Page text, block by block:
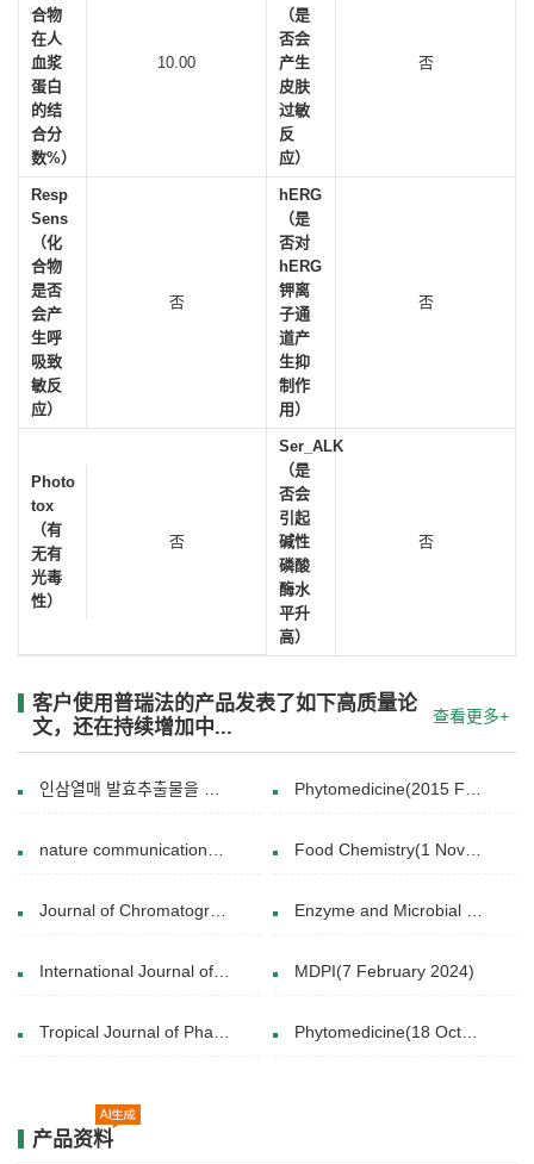
合物
在人
血浆
蛋白
的结
合分
数%）
10.00
（是
否会
产生
皮肤
过敏
反
应）
否
Resp
Sens
（化
合物
是否
会产
生呼
吸致
敏反
应）
否
hERG
（是
否对
hERG
钾离
子通
道产
生抑
制作
用）
否
Photo
tox
（有
无有
光毒
性）
否
Ser_ALK
（是
否会
引起
碱性
磷酸
酶水
平升
高）
否
客户使用普瑞法的产品发表了如下高质量论
文，还在持续增加中...
查看更多+
인삼열매 발효추출물을 함유한 제품의 품질안정성(October, 2019) Phytomedicine(2015 Feb.15. )
nature communications(27 May 2021) Food Chemistry(1 November 2016)
Journal of Chromatography B(15 December 2016) Enzyme and Microbial Technology(December 2024)
International Journal of Antimicrobial Agents(29 October 2024) MDPI(7 February 2024)
Tropical Journal of Pharmaceutical(February 2017) Phytomedicine(18 October 2021)
产品资料